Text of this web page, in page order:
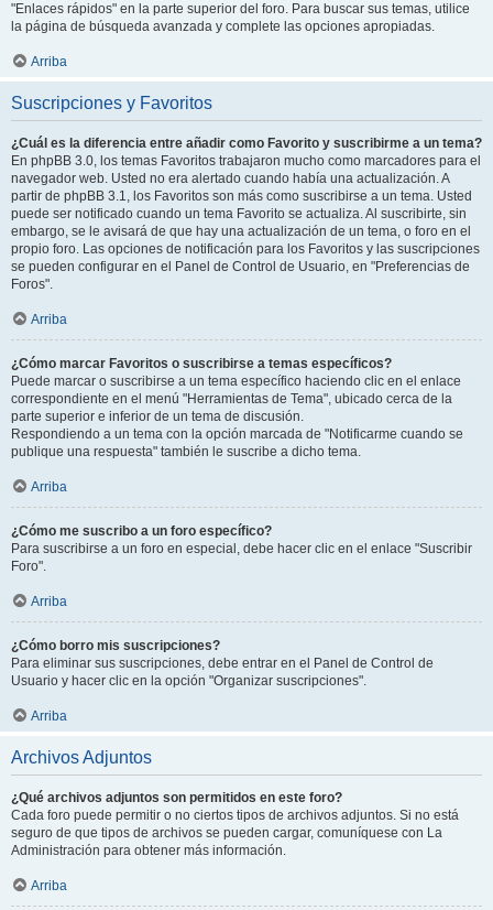
"Enlaces rápidos" en la parte superior del foro. Para buscar sus temas, utilice
la página de búsqueda avanzada y complete las opciones apropiadas.
Arriba
Suscripciones y Favoritos
¿Cuál es la diferencia entre añadir como Favorito y suscribirme a un tema?
En phpBB 3.0, los temas Favoritos trabajaron mucho como marcadores para el
navegador web. Usted no era alertado cuando había una actualización. A
partir de phpBB 3.1, los Favoritos son más como suscribirse a un tema. Usted
puede ser notificado cuando un tema Favorito se actualiza. Al suscribirte, sin
embargo, se le avisará de que hay una actualización de un tema, o foro en el
propio foro. Las opciones de notificación para los Favoritos y las suscripciones
se pueden configurar en el Panel de Control de Usuario, en "Preferencias de
Foros".
Arriba
¿Cómo marcar Favoritos o suscribirse a temas específicos?
Puede marcar o suscribirse a un tema específico haciendo clic en el enlace
correspondiente en el menú "Herramientas de Tema", ubicado cerca de la
parte superior e inferior de un tema de discusión.
Respondiendo a un tema con la opción marcada de "Notificarme cuando se
publique una respuesta" también le suscribe a dicho tema.
Arriba
¿Cómo me suscribo a un foro específico?
Para suscribirse a un foro en especial, debe hacer clic en el enlace "Suscribir
Foro".
Arriba
¿Cómo borro mis suscripciones?
Para eliminar sus suscripciones, debe entrar en el Panel de Control de
Usuario y hacer clic en la opción "Organizar suscripciones".
Arriba
Archivos Adjuntos
¿Qué archivos adjuntos son permitidos en este foro?
Cada foro puede permitir o no ciertos tipos de archivos adjuntos. Si no está
seguro de que tipos de archivos se pueden cargar, comuníquese con La
Administración para obtener más información.
Arriba